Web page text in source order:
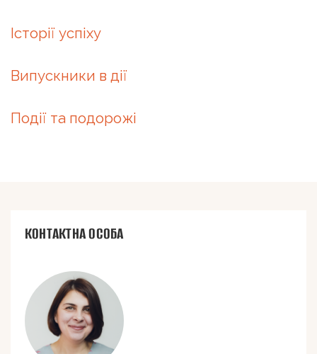
Історії успіху
Випускники в дії
Події та подорожі
КОНТАКТНА ОСОБА